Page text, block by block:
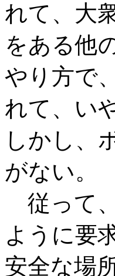
れて、大
をある他
やり方で
れて、い
しかし、
がない。
従って
ように要
安全な場